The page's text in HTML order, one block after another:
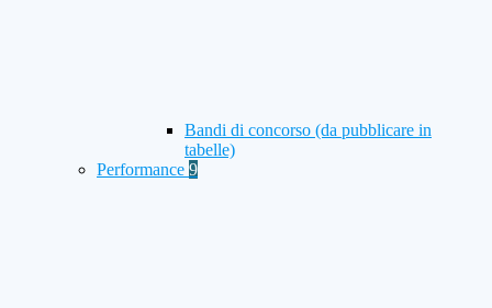
Bandi di concorso (da pubblicare in
tabelle)
Performance 9